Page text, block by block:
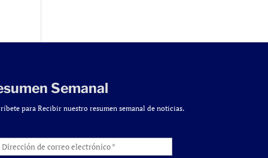
Semanal
para Recibir nuestro resumen semanal de noticias.